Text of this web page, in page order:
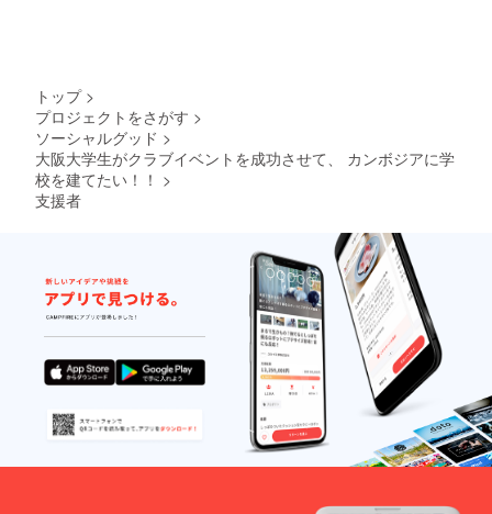
トップ >
プロジェクトをさがす >
ソーシャルグッド >
大阪大学生がクラブイベントを成功させて、 カンボジアに学
校を建てたい！！ >
支援者